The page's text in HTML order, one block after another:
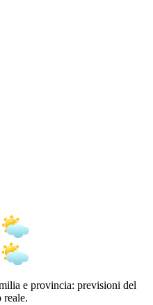
e provincia: previsioni del
reale.